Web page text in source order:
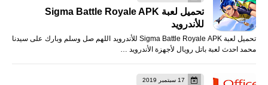
تحميل لعبة Sigma Battle Royale APK
للأندرويد
تحميل لعبة Sigma Battle Royale APK للأندرويد اللهم صل وسلم وبارك على سيدنا
محمد احدث لعبة باتل رويال لأجهزة الأندرويد …
17 سبتمبر 2019